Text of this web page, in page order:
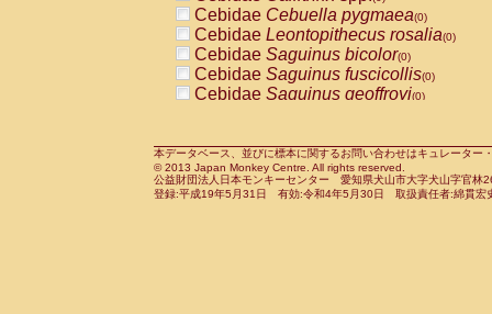
CercopithecidaeCercocebus
CercopithecidaeCercocebus
CercopithecidaeCercocebus
CercopithecidaeCercocebus
CercopithecidaeCercocebushybrid
CercopithecidaePapio anubis(0)
CercopithecidaePapio cynocephalus
CercopithecidaePapio hamadryas(0)
Cebidae Cebuella pygmaea(0)
Cebidae Leontopithecus rosalia(0)
Cebidae Saguinus bicolor(0)
Cebidae Saguinus fuscicollis(0)
Cebidae Saguinus geoffroyi(0)
CebidaeSaguinus leucopus(0)
CebidaeSaguinus midas(0)
Cebidae Saguinus mystax(0)
本データベース、並びに標本に関するお問い合わせはキュレータ
© 2013 Japan Monkey Centre. All rights reserved.
公益財団法人日本モンキーセンター 愛知県犬山市大字犬山字官
登録:平成19年5月31日 有効:令和4年5月30日 取扱責任者:綿貫宏